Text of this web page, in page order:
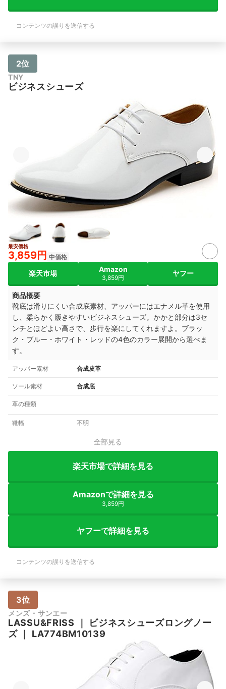
コンテンツの誤りを送信する
2位
TNY
ビジネスシューズ
最安価格
3,859円 中価格
楽天市場 Amazon
3,859円
ヤフー
商品概要
靴底は滑りにくい合成底素材、アッパーにはエナメル革を使用
し、柔らかく履きやすいビジネスシューズ。かかと部分は3セ
ンチとほどよい高さで、歩行を楽にしてくれますよ。ブラッ
ク・ブルー・ホワイト・レッドの4色のカラー展開から選べま
す。
アッパー素材 合成皮革
ソール素材 合成底
革の種類
靴幅 不明
全部見る
楽天市場で詳細を見る
Amazonで詳細を見る
3,859円
ヤフーで詳細を見る
コンテンツの誤りを送信する
3位
メンズ・サンエー
LASSU&FRISS
ビジネスシューズロングノー
ズ｜ LA774BM10139